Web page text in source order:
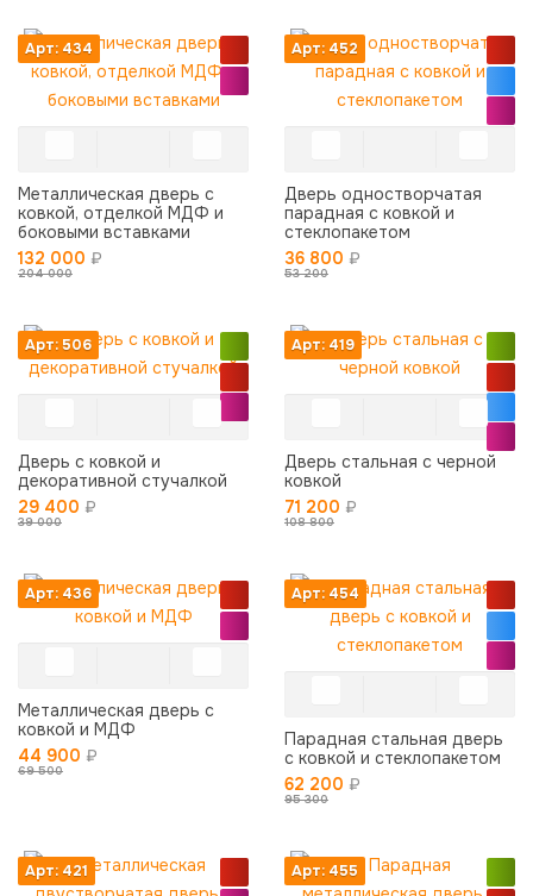
Арт: 434
Металлическая дверь с
ковкой, отделкой МДФ и
боковыми вставками
132 000 ₽
204 000
Арт: 452
Дверь одностворчатая
парадная с ковкой и
стеклопакетом
36 800 ₽
53 200
Арт: 506
Дверь с ковкой и
декоративной стучалкой
29 400 ₽
39 000
Арт: 419
Дверь стальная с черной
ковкой
71 200 ₽
108 800
Арт: 436
Металлическая дверь с
ковкой и МДФ
44 900 ₽
69 500
Арт: 454
Парадная стальная дверь
с ковкой и стеклопакетом
62 200 ₽
95 300
Арт: 421 Арт: 455